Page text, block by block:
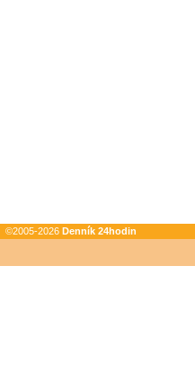
©2005-2026 Denník 24hodin